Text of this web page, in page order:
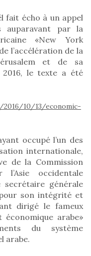
fait écho à un appel
auparavant par la
«New York
l’accélération de la
et de sa
le texte a été
10/13/economic-
occupé l’un des
internationale,
de la Commission
occidentale
secrétaire générale
son intégrité et
dirigé le fameux
arabe»
du système
arabe.